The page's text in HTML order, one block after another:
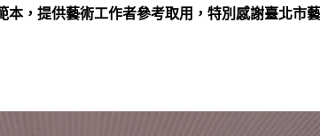
，提供藝術工作者參考取用，特別感謝臺北市